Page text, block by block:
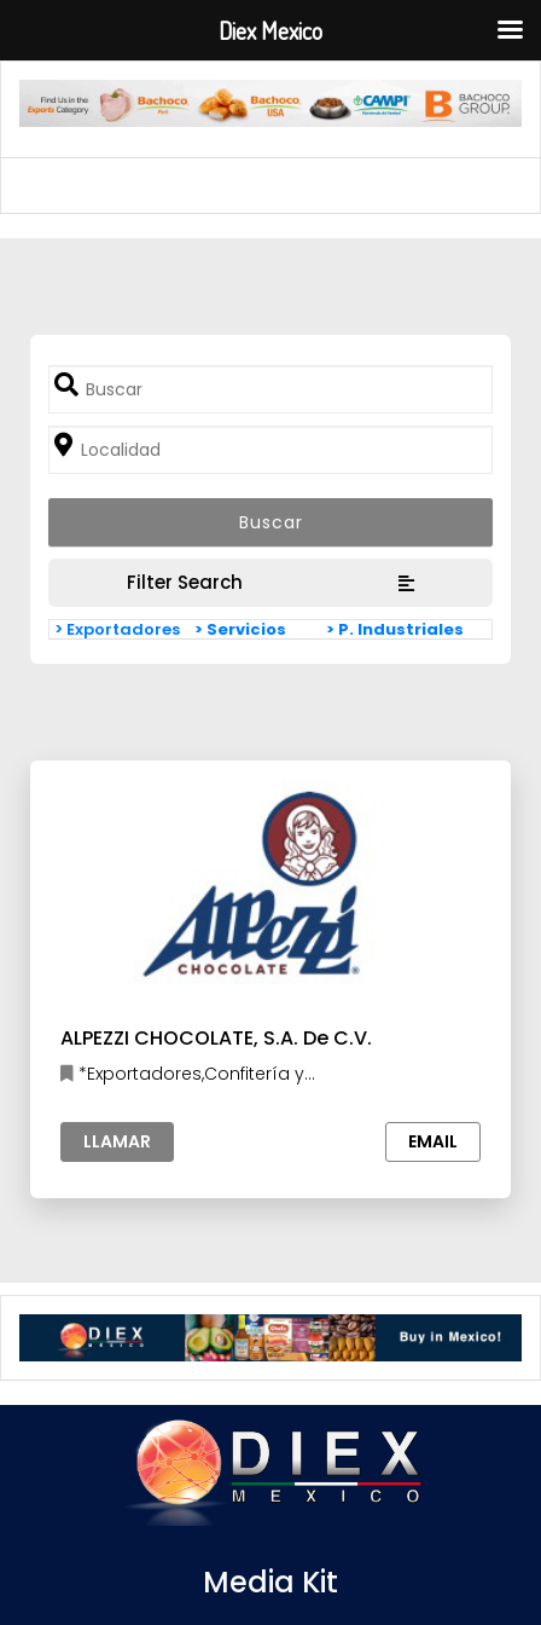
Filter Search
> Exportadores > Servicios > P. Industriales
ALPEZZI CHOCOLATE, S.A. De C.V.
*Exportadores,Confitería y
para la Industria
LLAMAR
EMAIL
Media Kit
Diex Mexico